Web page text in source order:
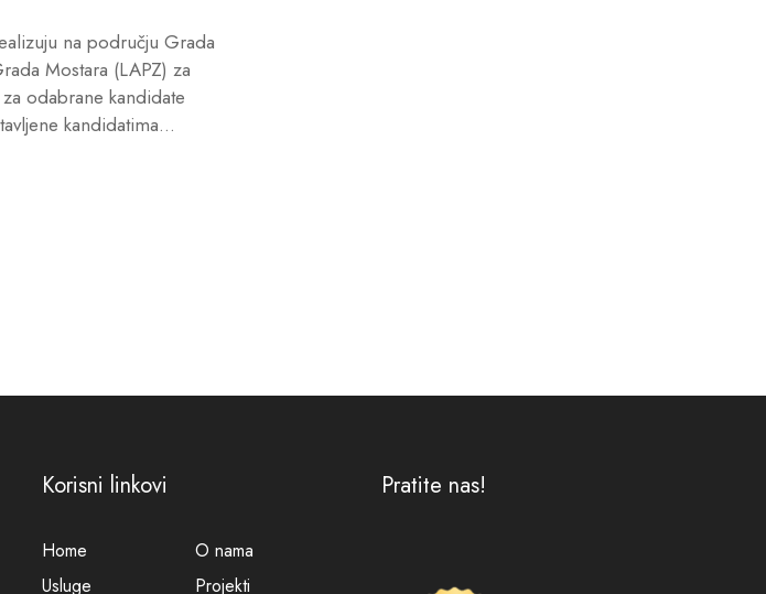
na području Grada
Mostara (LAPZ) za
odabrane kandidate
kandidatima...
Korisni linkovi
Home
O nama
Usluge
Projekti
Pratite nas!